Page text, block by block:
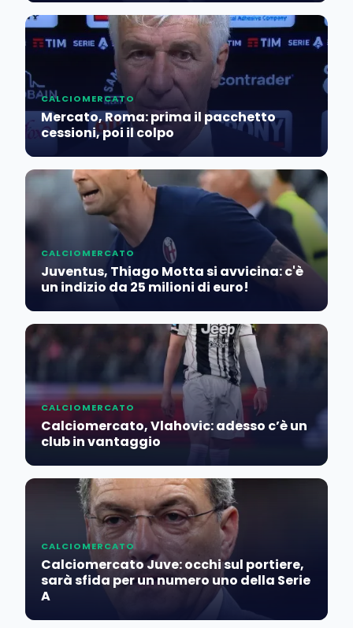
CALCIOMERCATO
Mercato, Roma: prima il pacchetto
cessioni, poi il colpo
CALCIOMERCATO
Juventus, Thiago Motta si avvicina: c'è
un indizio da 25 milioni di euro!
CALCIOMERCATO
Calciomercato, Vlahovic: adesso c’è un
club in vantaggio
CALCIOMERCATO
Calciomercato Juve: occhi sul portiere,
sarà sfida per un numero uno della Serie
A